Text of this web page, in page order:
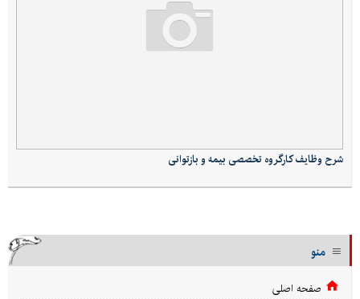
شرح وظایف کارگروه تخصصی بیمه و بازتوانی
منو
صفحه اصلی